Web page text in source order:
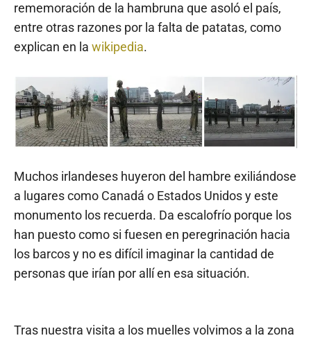
rememoración de la hambruna que asoló el país,
entre otras razones por la falta de patatas, como
explican en la wikipedia.
Muchos irlandeses huyeron del hambre exiliándose
a lugares como Canadá o Estados Unidos y este
monumento los recuerda. Da escalofrío porque los
han puesto como si fuesen en peregrinación hacia
los barcos y no es difícil imaginar la cantidad de
personas que irían por allí en esa situación.
Tras nuestra visita a los muelles volvimos a la zona